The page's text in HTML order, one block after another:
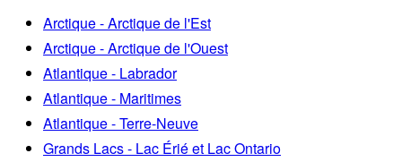
Arctique - Arctique de l'Est
Arctique - Arctique de l'Ouest
Atlantique - Labrador
Atlantique - Maritimes
Atlantique - Terre-Neuve
Grands Lacs - Lac Érié et Lac Ontario